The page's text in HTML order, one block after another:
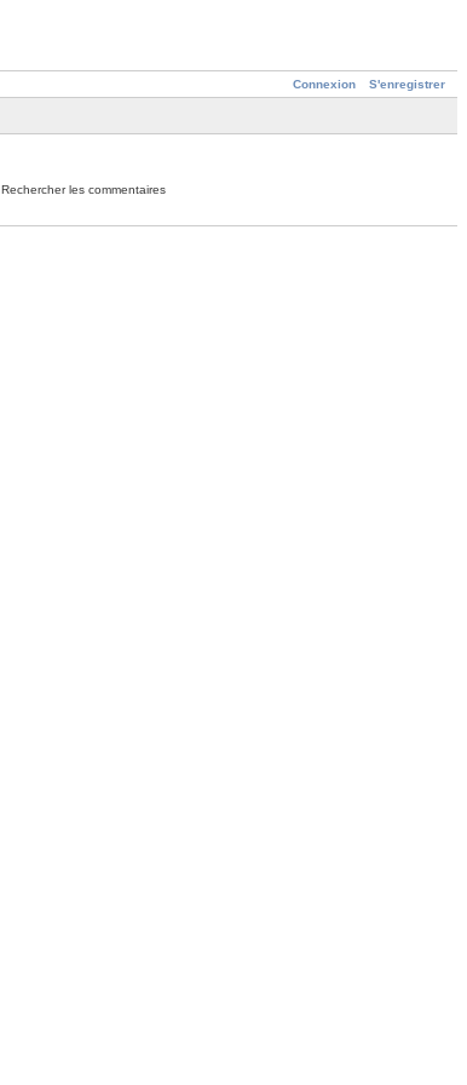
Connexion S'enregistrer
Rechercher les commentaires